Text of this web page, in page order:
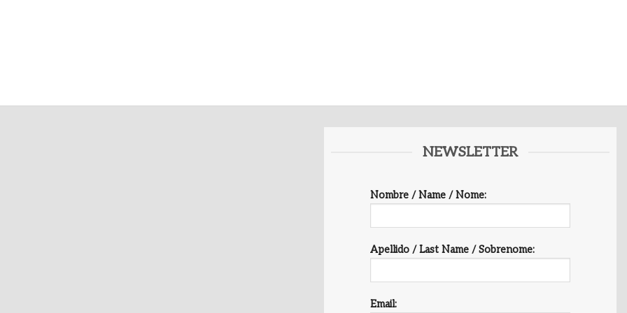
NEWSLETTER
Nombre / Name / Nome:
Apellido / Last Name / Sobrenome:
Email: